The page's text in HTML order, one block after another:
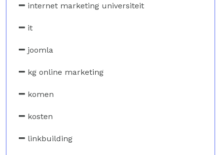
internet marketing universiteit
it
joomla
kg online marketing
komen
kosten
linkbuilding